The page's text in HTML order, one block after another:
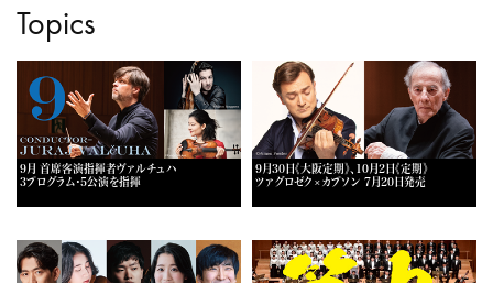
Topics
9月 首席客演指揮者ヴァルチュハ
3プログラム・5公演を指揮
9月30日《大阪定期》、10月2日《定期》
ツァグロゼク×カプソン 7月20日発売